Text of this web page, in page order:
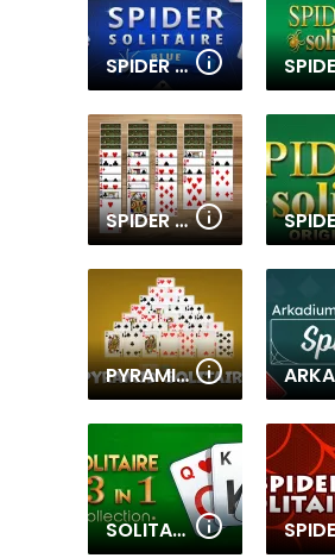
SPIDER SOLITAIRE BLUE
SPIDER SOLITAIRE 3
PYRAMID SOLITAIRE
SOLITAIRE 13IN1 COLLECTION